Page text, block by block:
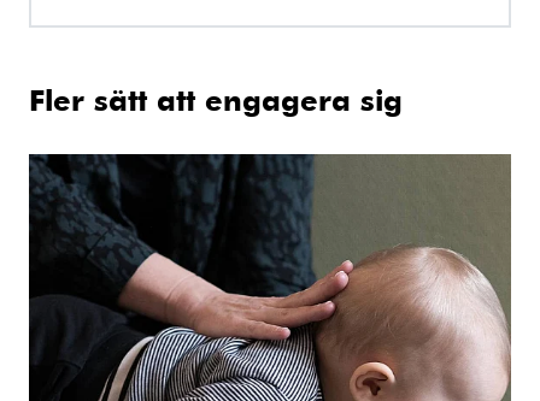
Fler sätt att engagera sig